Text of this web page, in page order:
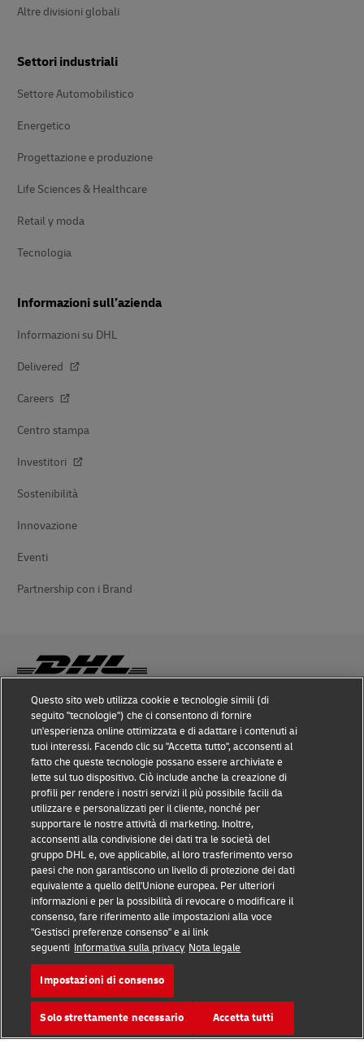
Altre divisioni globali
Settori industriali
Settore Automobilistico
Energetico
Progettazione e produzione
Life Sciences & Healthcare
Retail y moda
Tecnologia
Informazioni sull’azienda
Informazioni su DHL
Delivered
Careers
Centro stampa
Investitori
Sostenibilità
Innovazione
Eventi
Partnership con i Brand
Prevenzione delle frodi
Nota legale
Condizioni d’uso
Avviso sulla privacy
Accessibilità
Altre informazioni
Cookie
Seguici
Questo sito web utilizza cookie e tecnologie simili (di
seguito "tecnologie") che ci consentono di fornire
un'esperienza online ottimizzata e di adattare i contenuti ai
tuoi interessi. Facendo clic su "Accetta tutto", acconsenti al
fatto che queste tecnologie possano essere archiviate e
lette sul tuo dispositivo. Ciò include anche la creazione di
profili per rendere i nostri servizi il più possibile facili da
utilizzare e personalizzati per il cliente, nonché per
supportare le nostre attività di marketing. Inoltre,
acconsenti alla condivisione dei dati tra le società del
gruppo DHL e, ove applicabile, al loro trasferimento verso
paesi che non garantiscono un livello di protezione dei dati
equivalente a quello dell'Unione europea. Per ulteriori
informazioni e per la possibilità di revocare o modificare il
consenso, fare riferimento alle impostazioni alla voce
"Gestisci preferenze consenso" e ai link
seguenti Informativa sulla privacy Nota legale
Impostazioni di consenso
Solo strettamente necessario Accetta tutti